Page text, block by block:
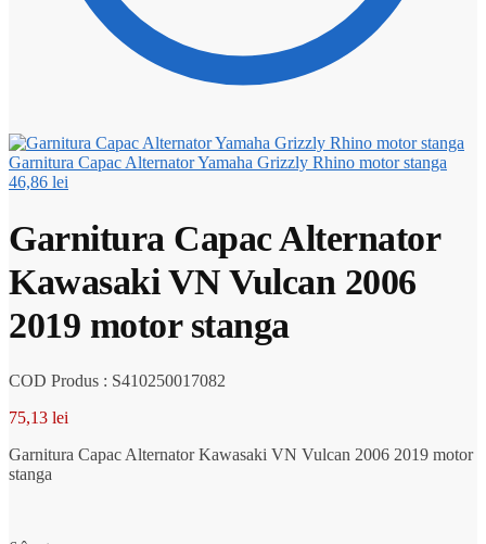
Garnitura Capac Alternator Yamaha Grizzly Rhino motor stanga
46,86 lei
Garnitura Capac Alternator
Kawasaki VN Vulcan 2006
2019 motor stanga
COD Produs : S410250017082
75,13 lei
Garnitura Capac Alternator Kawasaki VN Vulcan 2006 2019 motor
stanga